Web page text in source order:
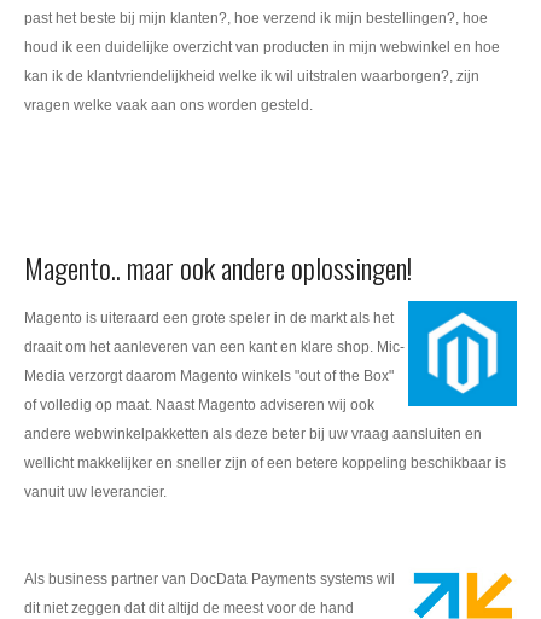
past het beste bij mijn klanten?, hoe verzend ik mijn bestellingen?, hoe
houd ik een duidelijke overzicht van producten in mijn webwinkel en hoe
kan ik de klantvriendelijkheid welke ik wil uitstralen waarborgen?, zijn
vragen welke vaak aan ons worden gesteld.
Magento.. maar ook andere oplossingen!
Magento is uiteraard een grote speler in de markt als het
draait om het aanleveren van een kant en klare shop. Mic-
Media verzorgt daarom Magento winkels "out of the Box"
of volledig op maat. Naast Magento adviseren wij ook
andere webwinkelpakketten als deze beter bij uw vraag aansluiten en
wellicht makkelijker en sneller zijn of een betere koppeling beschikbaar is
vanuit uw leverancier.
Als business partner van DocData Payments systems wil
dit niet zeggen dat dit altijd de meest voor de hand